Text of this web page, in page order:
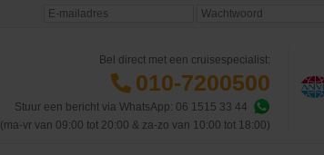
Bel direct met een cruisespecialist:
010-7200500
Stuur een bericht via WhatsApp: 06 1515 33 44
(ma-vr van 09:00 tot 20:00 & za-zo van 10:00 tot 18:00)